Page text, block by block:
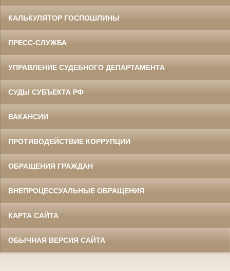
КАЛЬКУЛЯТОР ГОСПОШЛИНЫ
ПРЕСС-СЛУЖБА
УПРАВЛЕНИЕ СУДЕБНОГО ДЕПАРТАМЕНТА
СУДЫ СУБЪЕКТА РФ
ВАКАНСИИ
ПРОТИВОДЕЙСТВИЕ КОРРУПЦИИ
ОБРАЩЕНИЯ ГРАЖДАН
ВНЕПРОЦЕССУАЛЬНЫЕ ОБРАЩЕНИЯ
КАРТА САЙТА
ОБЫЧНАЯ ВЕРСИЯ САЙТА